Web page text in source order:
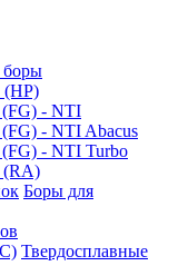
боры
(HP)
- NTI
- NTI Abacus
- NTI Turbo
(RA)
Боры для
Твердосплавные